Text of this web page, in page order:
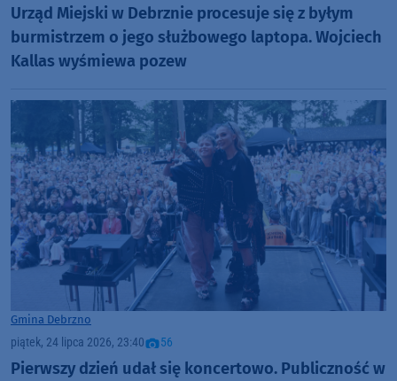
Urząd Miejski w Debrznie procesuje się z byłym
burmistrzem o jego służbowego laptopa. Wojciech
Kallas wyśmiewa pozew
Gmina Debrzno
piątek, 24 lipca 2026, 23:40 56
Pierwszy dzień udał się koncertowo. Publiczność w